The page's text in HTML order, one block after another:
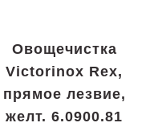
Овощечистка
Victorinox Rex,
прямое лезвие,
желт. 6.0900.81